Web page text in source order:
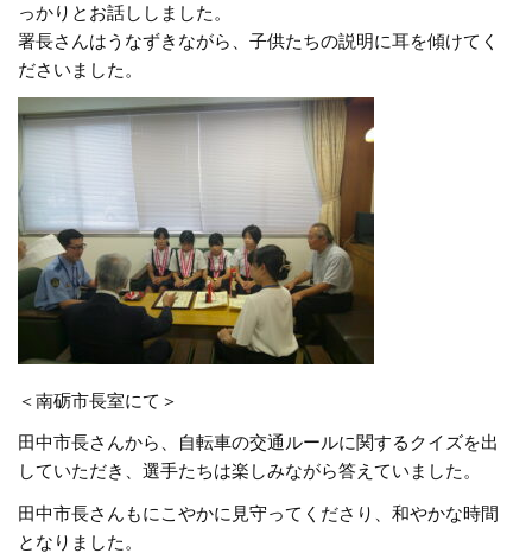
っかりとお話ししました。
署長さんはうなずきながら、子供たちの説明に耳を傾けてく
ださいました。
＜南砺市長室にて＞
田中市長さんから、自転車の交通ルールに関するクイズを出
していただき、選手たちは楽しみながら答えていました。
田中市長さんもにこやかに見守ってくださり、和やかな時間
となりました。